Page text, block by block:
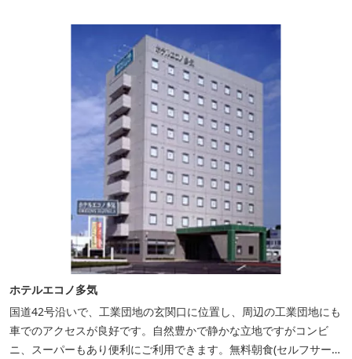
ホテルエコノ多気
国道42号沿いで、工業団地の玄関口に位置し、周辺の工業団地にも
車でのアクセスが良好です。自然豊かで静かな立地ですがコンビ
ニ、スーパーもあり便利にご利用できます。無料朝食(セルフサービ